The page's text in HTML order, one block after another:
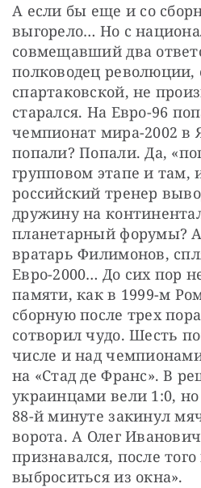
А если бы еще и со
выгорело… Но с
совмещавший два
полководец революции,
спартаковской, не
старался. На Евро-96
чемпионат мира-2002
попали? Попали. Да,
групповом этапе и там,
российский тренер
дружину на
планетарный форумы?
вратарь Филимонов,
Евро-2000… До сих пор
памяти, как в 1999-м
сборную после трех
сотворил чудо. Шесть
числе и над
на «Стад де Франс». В
украинцами вели 1:0,
88-й минуте закинул
ворота. А Олег
признавался, после
выброситься из окна».